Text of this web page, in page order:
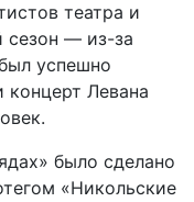
театра и
сезон — из-за
успешно
концерт Левана
было сделано
«Никольские